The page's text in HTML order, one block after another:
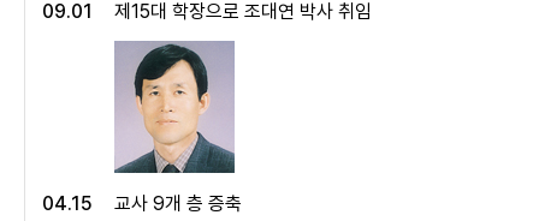
09.01 제15대 학장으로 조대연 박사 취임
04.15 교사 9개 층 증축